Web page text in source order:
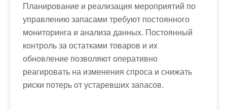
Планирование и реализация мероприятий по
управлению запасами требуют постоянного
мониторинга и анализа данных. Постоянный
контроль за остатками товаров и их
обновление позволяют оперативно
реагировать на изменения спроса и снижать
риски потерь от устаревших запасов.